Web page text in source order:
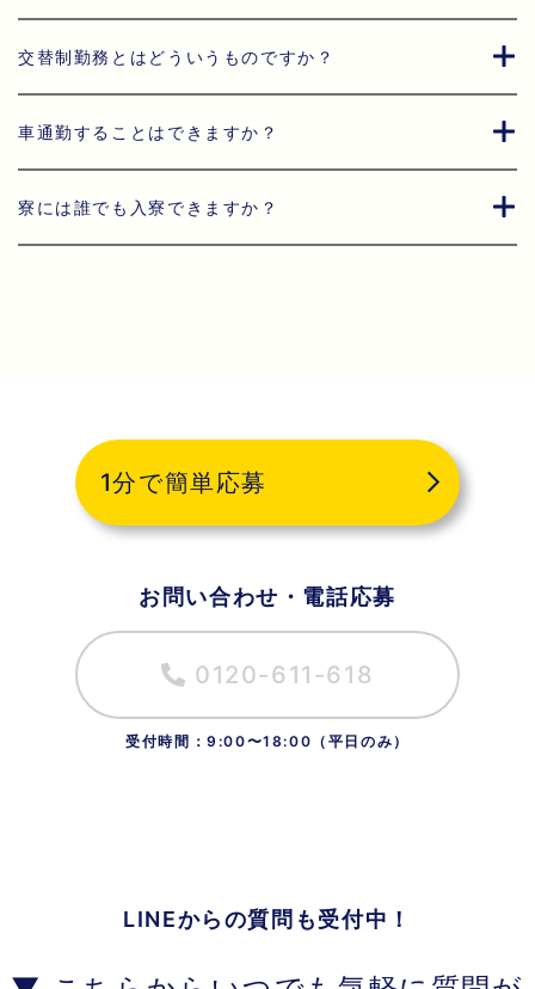
交替制勤務とはどういうものですか？
車通勤することはできますか？
寮には誰でも入寮できますか？
1分で簡単応募
お問い合わせ・電話応募
0120-611-618
LINEからの質問も受付中！